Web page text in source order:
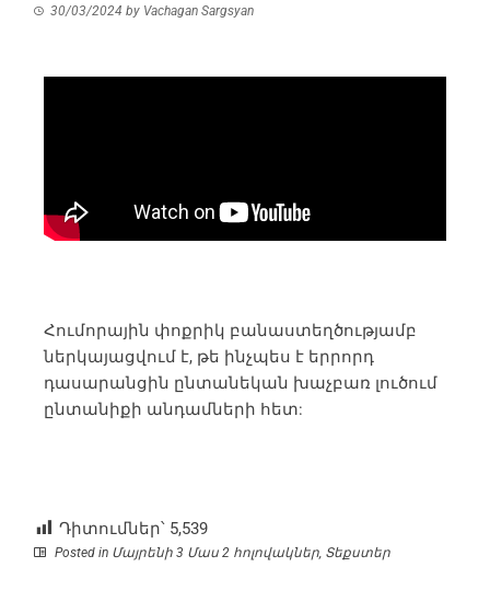
30/03/2024 by Vachagan Sargsyan
Հումորային փոքրիկ բանաստեղծությամբ
ներկայացվում է, թե ինչպես է երրորդ
դասարանցին ընտանեկան խաչբառ լուծում
ընտանիքի անդամների հետ:
Դիտումներ՝ 5,539
Posted in Մայրենի 3 Մաս 2 հոլովակներ, Տեքստեր